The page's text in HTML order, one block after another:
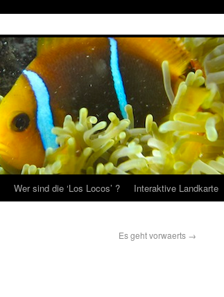
Wer sind die ‘Los Locos’ ? Interaktive Landkarte
Es geht vorwaerts →